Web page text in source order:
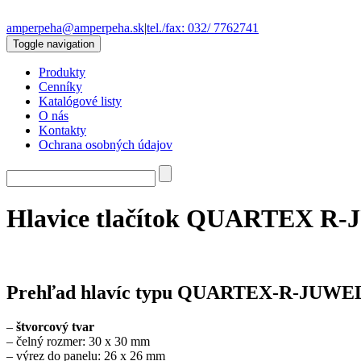
amperpeha@amperpeha.sk|tel./fax: 032/ 7762741
Toggle navigation
Produkty
Cenníky
Katalógové listy
O nás
Kontakty
Ochrana osobných údajov
Hlavice tlačítok QUARTEX R-
Prehľad hlavíc typu QUARTEX-R-
– štvorcový tvar
– čelný rozmer: 30 x 30 mm
– výrez do panelu: 26 x 26 mm